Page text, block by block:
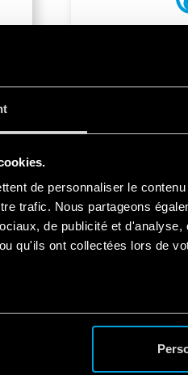
de personnaliser le
trafic. Nous partageons
de publicité et
qu'ils ont collectées lors de